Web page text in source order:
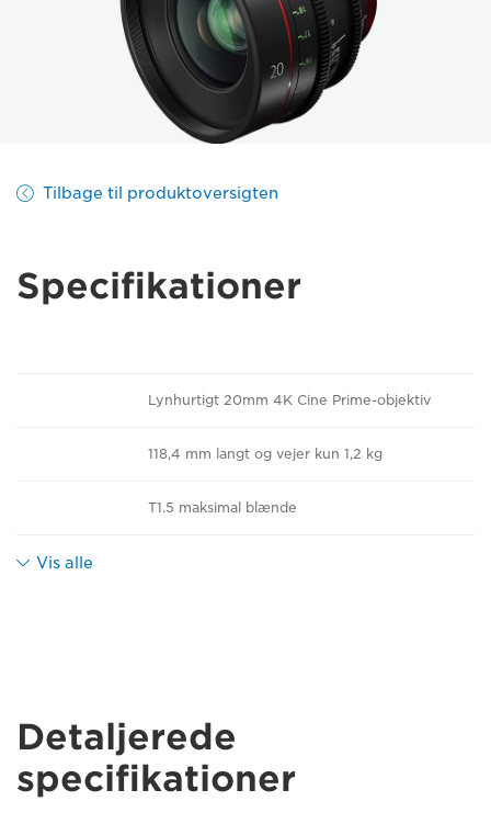
Tilbage til produktoversigten
Specifikationer
Lynhurtigt 20mm 4K Cine Prime-objektiv
118,4 mm langt og vejer kun 1,2 kg
T1.5 maksimal blænde
Vis alle
Detaljerede
specifikationer